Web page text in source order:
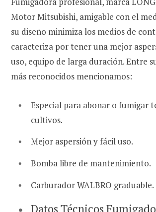
Motor Mitsubishi, amigable con el
su diseño minimiza los medios de
caracteriza por tener una mejor
uso, equipo de larga duración. Entre
más reconocidos mencionamos:
Especial para abonar o fumigar
cultivos.
Mejor aspersión y fácil uso.
Bomba libre de mantenimiento.
Carburador WALBRO graduable.
Datos Técnicos